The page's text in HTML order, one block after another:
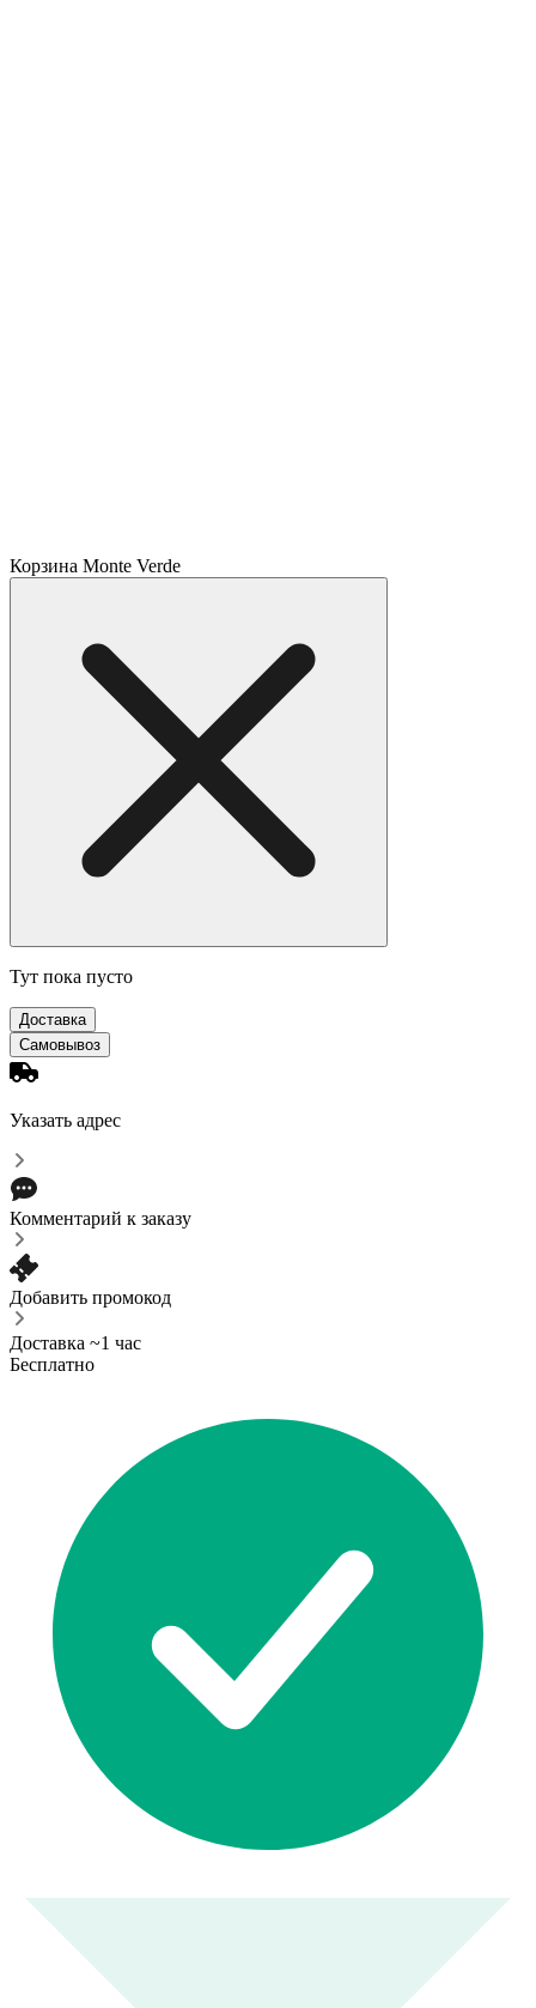
Корзина Monte Verde
Тут пока пусто
Доставка
Самовывоз
Указать адрес
Комментарий к заказу
Добавить промокод
Доставка ~1 час
Бесплатно